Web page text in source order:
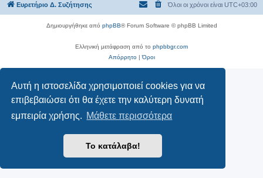
Αυτή η ιστοσελίδα χρησιμοποιεί cookies για να
επιβεβαιώσει ότι θα έχετε την καλύτερη δυνατή
εμπειρία χρήσης. Μάθετε περισσότερα
Το κατάλαβα!
Ευρετήριο Δ. Συζήτησης Όλοι οι χρόνοι είναι UTC+03:00
Δημιουργήθηκε από phpBB® Forum Software © phpBB Limited
Ελληνική μετάφραση από το phpbbgr.com
Απόρρητο|Όροι